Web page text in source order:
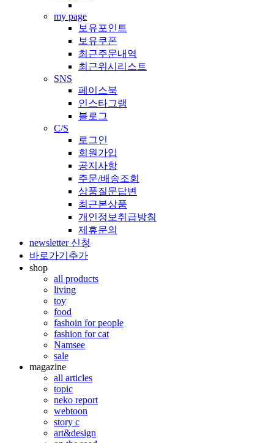
my page
보유포인트
보유쿠폰
최근주문내역
최근위시리스트
SNS
페이스북
인스타그램
블로그
C/S
로그인
회원가입
공지사항
주문/배송조회
상품질문답변
최근본상품
개인정보취급방침
제휴문의
newsletter 신청
바로가기추가
shop
all products
living
toy
food
fashoin for people
fashion for cat
Namsee
sale
magazine
all articles
topic
neko report
webtoon
story c
art&design